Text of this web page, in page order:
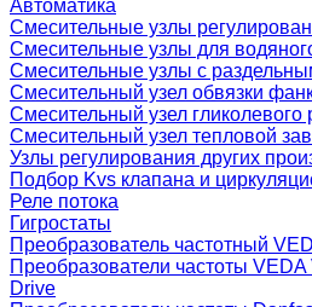
Автоматика
Смесительные узлы
Смесительные узлы для
Смесительные узлы с
Смесительный узел обвязки
Смесительный узел гликолевого
Смесительный узел тепловой
Узлы регулирования других
Подбор Kvs клапана и
Реле потока
Гигростаты
Преобразователь частотный
Преобразователи частоты
Drive